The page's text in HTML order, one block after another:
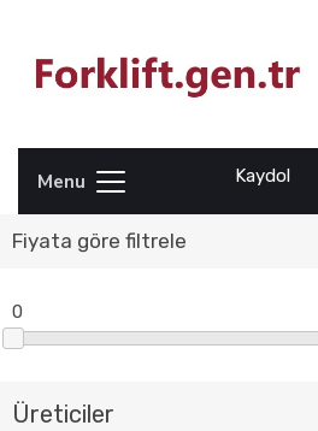
Menu Kaydol
Fiyata göre filtrele
0
Üreticiler